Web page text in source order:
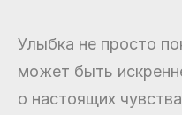
Улыбка не просто
может быть
о настоящих